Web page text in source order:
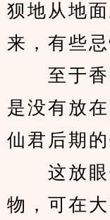
狈地从地
来，有些
至于香
是没有放
仙君后期的
这放眼
物，可在